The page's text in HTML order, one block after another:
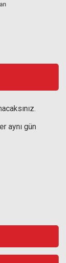
aynı gün